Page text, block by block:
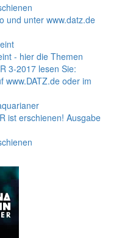
und unter www.datz.de
- hier die Themen
3-2017 lesen Sie:
www.DATZ.de oder im
ist erschienen! Ausgabe